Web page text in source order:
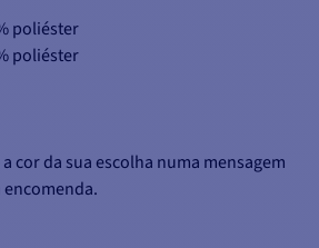
poliéster
poliéster
cor da sua escolha numa mensagem
encomenda.